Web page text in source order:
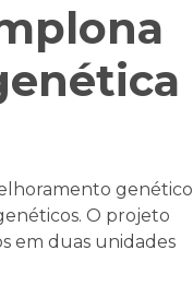
genético
O projeto
em duas unidades